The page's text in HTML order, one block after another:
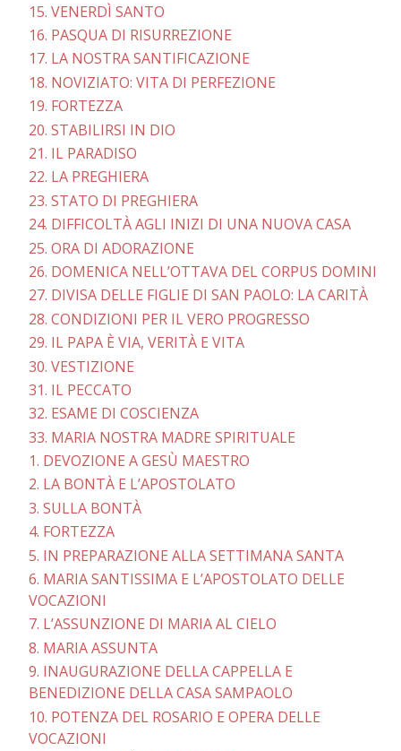
15. VENERDÌ SANTO
16. PASQUA DI RISURREZIONE
17. LA NOSTRA SANTIFICAZIONE
18. NOVIZIATO: VITA DI PERFEZIONE
19. FORTEZZA
20. STABILIRSI IN DIO
21. IL PARADISO
22. LA PREGHIERA
23. STATO DI PREGHIERA
24. DIFFICOLTÀ AGLI INIZI DI UNA NUOVA CASA
25. ORA DI ADORAZIONE
26. DOMENICA NELL’OTTAVA DEL CORPUS DOMINI
27. DIVISA DELLE FIGLIE DI SAN PAOLO: LA CARITÀ
28. CONDIZIONI PER IL VERO PROGRESSO
29. IL PAPA È VIA, VERITÀ E VITA
30. VESTIZIONE
31. IL PECCATO
32. ESAME DI COSCIENZA
33. MARIA NOSTRA MADRE SPIRITUALE
1. DEVOZIONE A GESÙ MAESTRO
2. LA BONTÀ E L’APOSTOLATO
3. SULLA BONTÀ
4. FORTEZZA
5. IN PREPARAZIONE ALLA SETTIMANA SANTA
6. MARIA SANTISSIMA E L’APOSTOLATO DELLE
VOCAZIONI
7. L’ASSUNZIONE DI MARIA AL CIELO
8. MARIA ASSUNTA
9. INAUGURAZIONE DELLA CAPPELLA E
BENEDIZIONE DELLA CASA SAMPAOLO
10. POTENZA DEL ROSARIO E OPERA DELLE
VOCAZIONI